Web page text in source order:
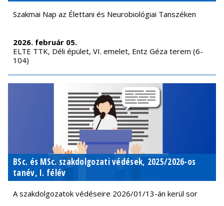
Szakmai Nap az Élettani és Neurobiológiai Tanszéken
2026. február 05.
ELTE TTK, Déli épület, VI. emelet, Entz Géza terem (6-
104)
BSc. és MSc. szakdolgozati védések, 2025/2026-os
tanév, I. félév
A szakdolgozatok védéseire 2026/01/13-án kerül sor